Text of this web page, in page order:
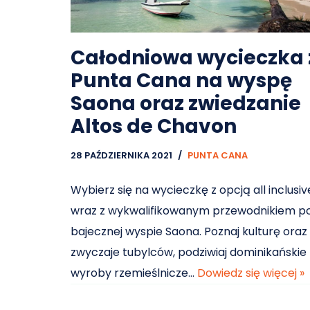
Całodniowa wycieczka
Punta Cana na wyspę
Saona oraz zwiedzanie
Altos de Chavon
28 PAŹDZIERNIKA 2021 PUNTA CANA
Wybierz się na wycieczkę z opcją all
wraz z wykwalifikowanym przewodnikiem
bajecznej wyspie Saona. Poznaj kulturę oraz
zwyczaje tubylców, podziwiaj dominikańskie
wyroby rzemieślnicze… Dowiedz się więcej »